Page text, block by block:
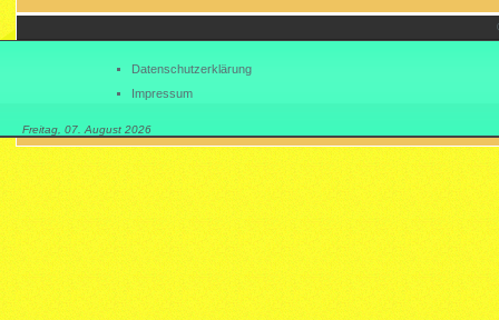
Datenschutzerklärung
Impressum
Freitag, 07. August 2026